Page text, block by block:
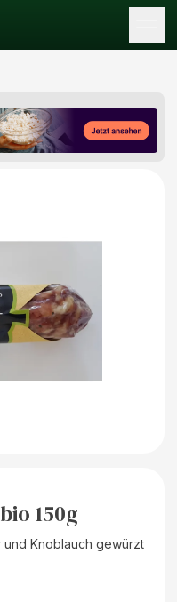
150g
und Knoblauch gewürzt